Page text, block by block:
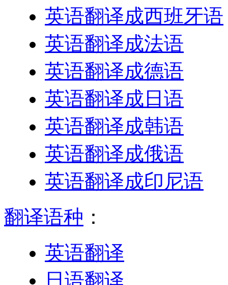
英语翻译成西班牙语
英语翻译成法语
英语翻译成德语
英语翻译成日语
英语翻译成韩语
英语翻译成俄语
英语翻译成印尼语
翻译语种 ：
英语翻译
日语翻译